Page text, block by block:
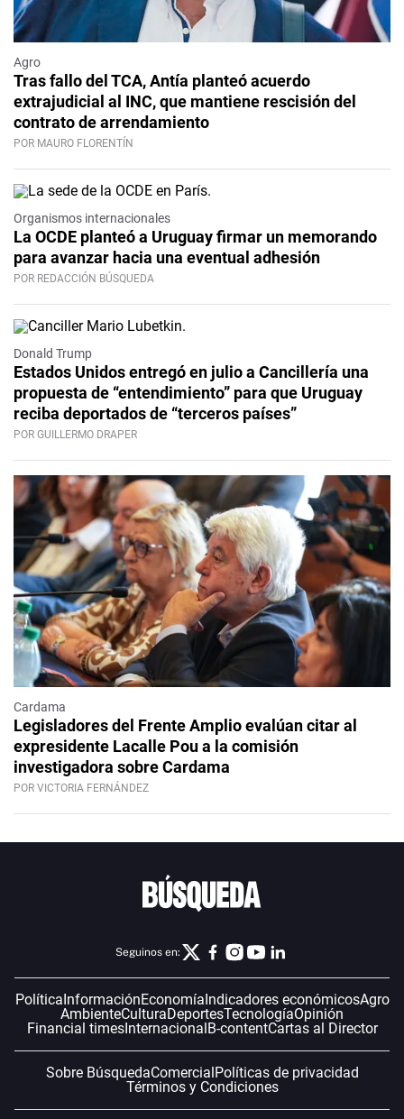
Agro
Tras fallo del TCA, Antía planteó acuerdo
extrajudicial al INC, que mantiene rescisión del
contrato de arrendamiento
POR MAURO FLORENTÍN
Organismos internacionales
La OCDE planteó a Uruguay firmar un memorando
para avanzar hacia una eventual adhesión
POR REDACCIÓN BÚSQUEDA
Donald Trump
Estados Unidos entregó en julio a Cancillería una
propuesta de “entendimiento” para que Uruguay
reciba deportados de “terceros países”
POR GUILLERMO DRAPER
Cardama
Legisladores del Frente Amplio evalúan citar al
expresidente Lacalle Pou a la comisión
investigadora sobre Cardama
POR VICTORIA FERNÁNDEZ
Seguinos en:
PolíticaInformaciónEconomíaIndicadores económicosAgro
AmbienteCulturaDeportesTecnologíaOpinión
Financial timesInternacionalB-contentCartas al Director
Sobre BúsquedaComercialPolíticas de privacidad
Términos y Condiciones